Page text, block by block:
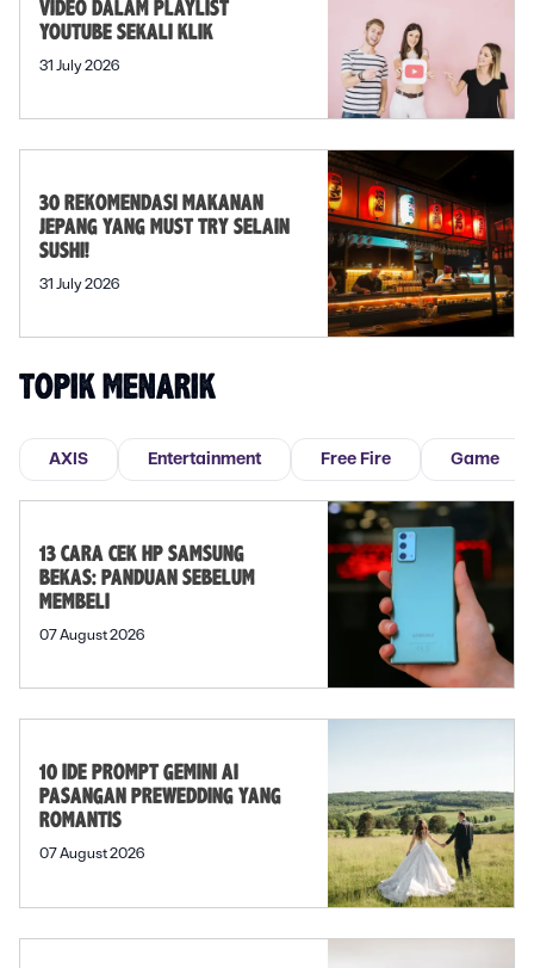
VIDEO DALAM PLAYLIST
YOUTUBE SEKALI KLIK
31 July 2026
30 REKOMENDASI MAKANAN
JEPANG YANG MUST TRY SELAIN
SUSHI!
31 July 2026
TOPIK MENARIK
AXIS Entertainment Free Fire Game
13 CARA CEK HP SAMSUNG
BEKAS: PANDUAN SEBELUM
MEMBELI
07 August 2026
10 IDE PROMPT GEMINI AI
PASANGAN PREWEDDING YANG
ROMANTIS
07 August 2026